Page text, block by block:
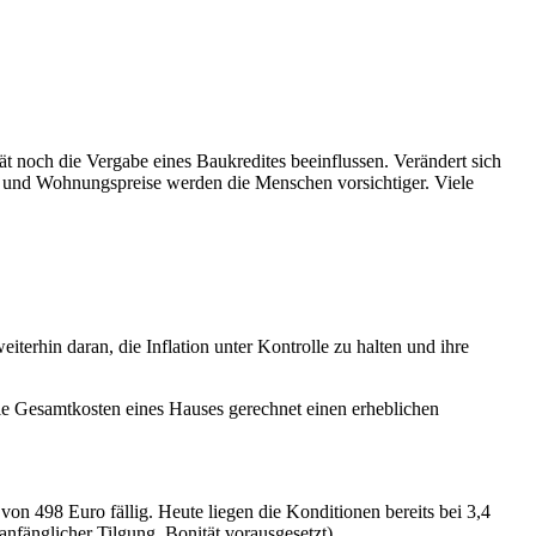
die Vergabe eines Baukredites beeinflussen. Verändert sich
Wohnungspreise werden die Menschen vorsichtiger. Viele
daran, die Inflation unter Kontrolle zu halten und ihre
eines Hauses gerechnet einen erheblichen
498 Euro fällig. Heute liegen die Konditionen bereits bei 3,4